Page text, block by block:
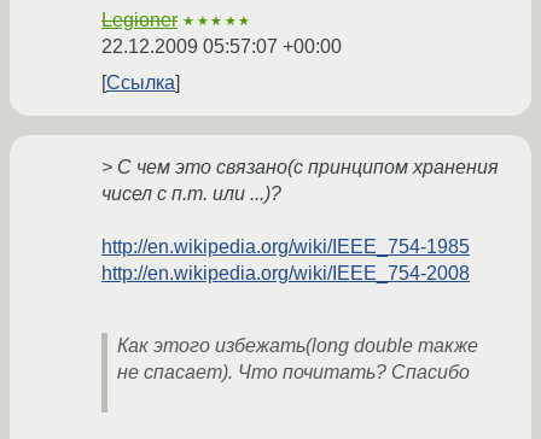
Legioner ★★★★★
22.12.2009 05:57:07 +00:00
Ссылка
> С чем это связано(с принципом хранения
чисел с п.т. или ...)?
http://en.wikipedia.org/wiki/IEEE_754-1985
http://en.wikipedia.org/wiki/IEEE_754-2008
Как этого избежать(long double также
не спасает). Что почитать? Спасибо